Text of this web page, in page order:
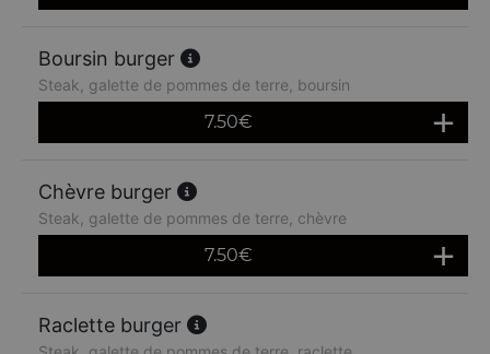
Boursin burger
Steak, galette de pommes de terre, boursin
7.50€
Chèvre burger
Steak, galette de pommes de terre, chèvre
7.50€
Raclette burger